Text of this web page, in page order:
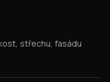
střechu, fasádu